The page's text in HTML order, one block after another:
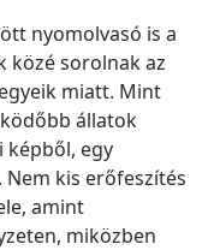
nyomolvasó is a
közé sorolnak az
miatt. Mint
állatok
képből, egy
kis erőfeszítés
amint
miközben